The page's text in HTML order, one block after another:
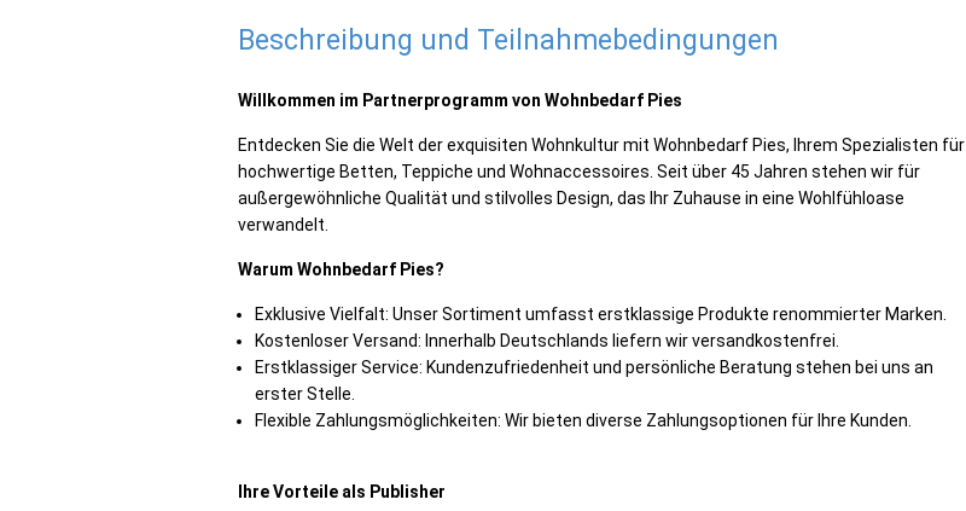
Beschreibung und Teilnahmebedingungen
Willkommen im Partnerprogramm von Wohnbedarf Pies
Entdecken Sie die Welt der exquisiten Wohnkultur mit Wohnbedarf Pies, Ihrem Spezialisten für
hochwertige Betten, Teppiche und Wohnaccessoires. Seit über 45 Jahren stehen wir für
außergewöhnliche Qualität und stilvolles Design, das Ihr Zuhause in eine Wohlfühloase
verwandelt.
Warum Wohnbedarf Pies?
Exklusive Vielfalt: Unser Sortiment umfasst erstklassige Produkte renommierter Marken.
Kostenloser Versand: Innerhalb Deutschlands liefern wir versandkostenfrei.
Erstklassiger Service: Kundenzufriedenheit und persönliche Beratung stehen bei uns an
erster Stelle.
Flexible Zahlungsmöglichkeiten: Wir bieten diverse Zahlungsoptionen für Ihre Kunden.
Ihre Vorteile als Publisher